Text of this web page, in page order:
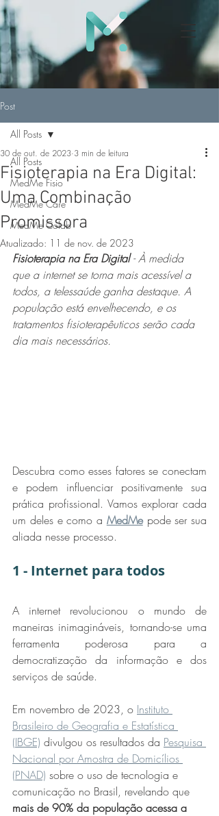
Post
All Posts
MedMe Fisio
MedMe Care
MedMe Colab
All Posts
Fisioterapia na Era Digital:
Uma Combinação
Promissora
30 de out. de 2023 3 min de leitura
Atualizado: 11 de nov. de 2023
Fisioterapia na Era Digital - À medida
que a internet se torna mais acessível a
todos, a telessaúde ganha destaque. A
população está envelhecendo, e os
tratamentos fisioterapêuticos serão cada
dia mais necessários.
Descubra como esses fatores se conectam
e podem influenciar positivamente sua
prática profissional. Vamos explorar cada
um deles e como a MedMe pode ser sua
aliada nesse processo.
1 - Internet para todos
A internet revolucionou o mundo de
maneiras inimagináveis, tornando-se uma
ferramenta poderosa para a
democratização da informação e dos
serviços de saúde.
Em novembro de 2023, o Instituto
Brasileiro de Geografia e Estatística
(IBGE) divulgou os resultados da Pesquisa
Nacional por Amostra de Domicílios
(PNAD) sobre o uso de tecnologia e
comunicação no Brasil, revelando que
mais de 90% da população acessa a